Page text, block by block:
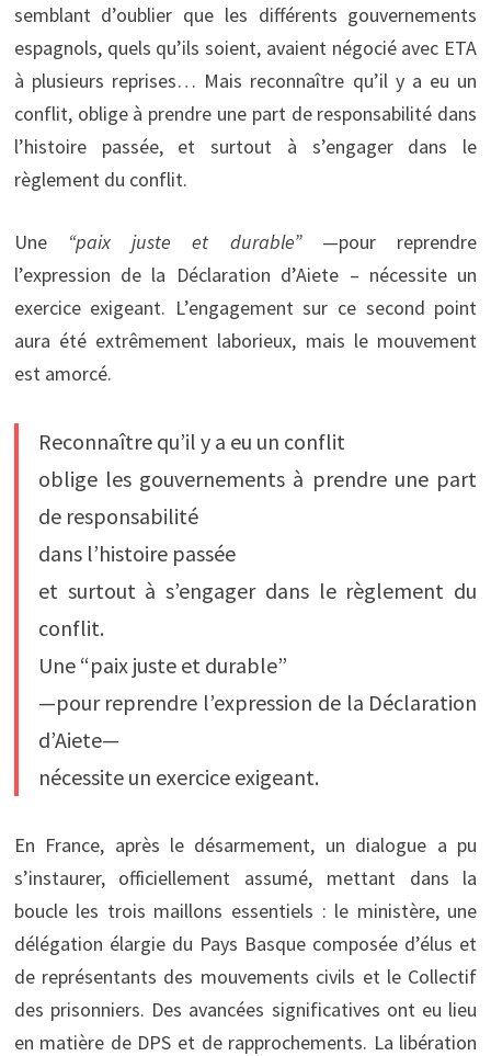
semblant d’oublier que les différents gouvernements
espagnols, quels qu’ils soient, avaient négocié avec ETA
à plusieurs reprises… Mais reconnaître qu’il y a eu un
conflit, oblige à prendre une part de responsabilité dans
l’histoire passée, et surtout à s’engager dans le
règlement du conflit.
Une “paix juste et durable”—pour reprendre
l’expression de la Déclaration d’Aiete – nécessite un
exercice exigeant. L’engagement sur ce second point
aura été extrêmement laborieux, mais le mouvement
est amorcé.
Reconnaître qu’il y a eu un conflit
oblige les gouvernements à prendre une part
de responsabilité
dans l’histoire passée
et surtout à s’engager dans le règlement du
conflit.
Une “paix juste et durable”
—pour reprendre l’expression de la Déclaration
d’Aiete—
nécessite un exercice exigeant.
En France, après le désarmement, un dialogue a pu
s’instaurer, officiellement assumé, mettant dans la
boucle les trois maillons essentiels : le ministère, une
délégation élargie du Pays Basque composée d’élus et
de représentants des mouvements civils et le Collectif
des prisonniers. Des avancées significatives ont eu lieu
en matière de DPS et de rapprochements. La libération